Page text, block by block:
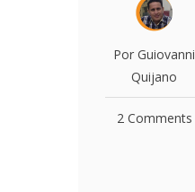
Por Guiovanni
Quijano
2 Comments